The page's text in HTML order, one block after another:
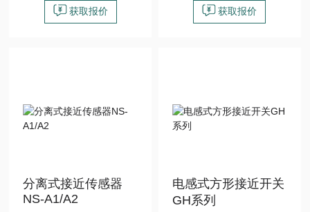
获取报价 获取报价
分离式接近传感器
NS-A1/A2
电感式方形接近开关
GH系列